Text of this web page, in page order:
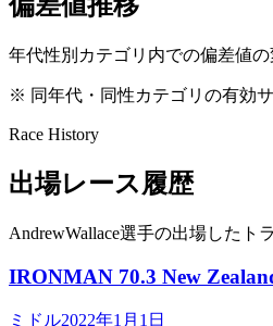
年代性別カテゴリ内での偏差値の
※ 同年代・同性カテゴリの有効
Race History
出場レース履歴
AndrewWallace選手の出場した
IRONMAN 70.3 New
ミドル2022年1月1日